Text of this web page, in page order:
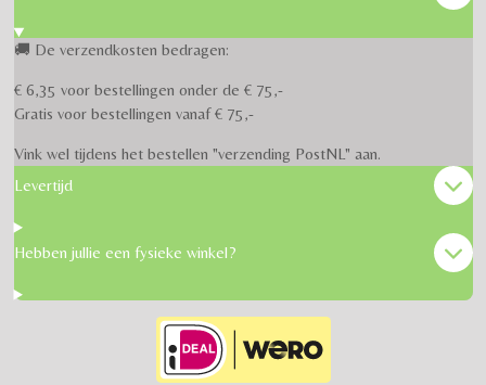
🚚 De verzendkosten bedragen:
€ 6,35 voor bestellingen onder de € 75,-
Gratis voor bestellingen vanaf € 75,-
Vink wel tijdens het bestellen "verzending PostNL" aan.
Levertijd
Hebben jullie een fysieke winkel?